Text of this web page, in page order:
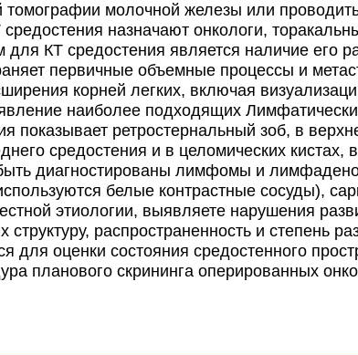
Запись
4600₽
Запись
4900₽
Запись
4900₽
молочной железы или
назначают онкологи,
для КТ средостения является наличие его
первичные объемные процессы и
корней легких, включая
наиболее подходящих
показывает ретростернальный зоб, в
средостения и в целомических кистах,
диагностированы лимфомы и
белые контрастные сосуды),
этиологии, выявляете нарушения
распространенность и степень
для оценки состояния средостенного
планового скрининга оперированных